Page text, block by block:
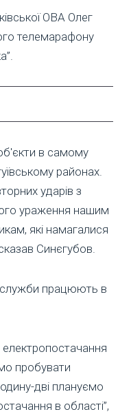
ОВА Олег
телемарафону
в самому
районах.
ударів з
ураження нашим
які намагалися
сказав Синєгубов.
служби працюють в
пробувати
дві плануємо
в області”,